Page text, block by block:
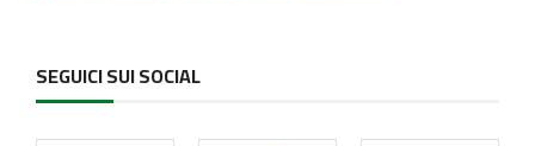
SEGUICI SUI SOCIAL